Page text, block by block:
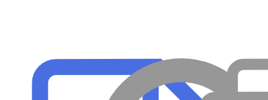
メンテナンス 病気